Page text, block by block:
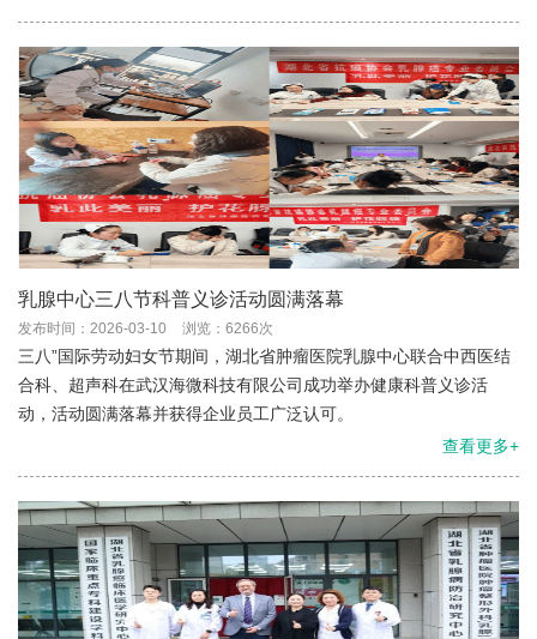
乳腺中心三八节科普义诊活动圆满落幕
发布时间：2026-03-10 浏览：6266次
三八”国际劳动妇女节期间，湖北省肿瘤医院乳腺中心联合中西医结
合科、超声科在武汉海微科技有限公司成功举办健康科普义诊活
动，活动圆满落幕并获得企业员工广泛认可。
查看更多+